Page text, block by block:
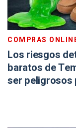
COMPRAS
Los riesgos
baratos de
ser peligrosos